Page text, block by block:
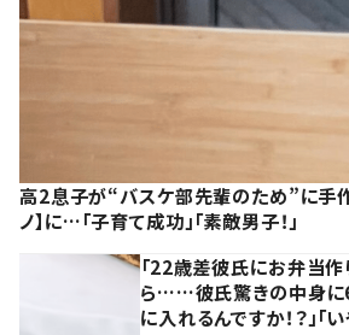
高2息子が“バスケ部先輩のため”に手
ノ】に…「子育て成功」「素敵男子！」
「22歳差彼氏にお弁当
ら……彼氏驚きの中身に
に入れるんですか！？」「